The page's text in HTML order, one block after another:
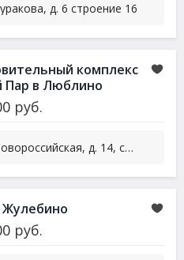
д. 6 строение 16
комплекс
Пар в Люблино
руб.
ул. Новороссийская, д. 14, стр. 2
Жулебино
руб.